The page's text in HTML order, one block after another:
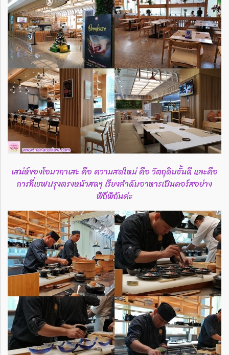
เสน่ห์ของโอมากาเสะ คือ ความสดใหม่ คือ วัตถุดิบชั้นดี และคือ
การที่เชฟปรุงตรงหน้าสดๆ เรียงลำดับอาหารเป็นคอร์สอย่าง
พิถีพิถันค่ะ